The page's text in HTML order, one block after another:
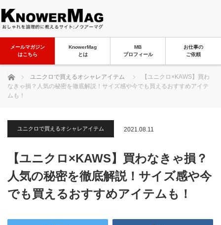
メールマガジン
はこちら
KnowerMag
とは
MB
プロフィール
お仕事の
ご依頼
ホーム ユニクロで買えるオシャレアイテム
【ユニクロ×KAWS】買わ
なきゃ損？人気の秘密を徹底解説！サイズ感や今でも買えるおすすめアイテ
ムも！
ユニクロで買えるオシャレアイテム 2021.08.11
【ユニクロ×KAWS】買わなきゃ損？
人気の秘密を徹底解説！サイズ感や今
でも買えるおすすめアイテムも！